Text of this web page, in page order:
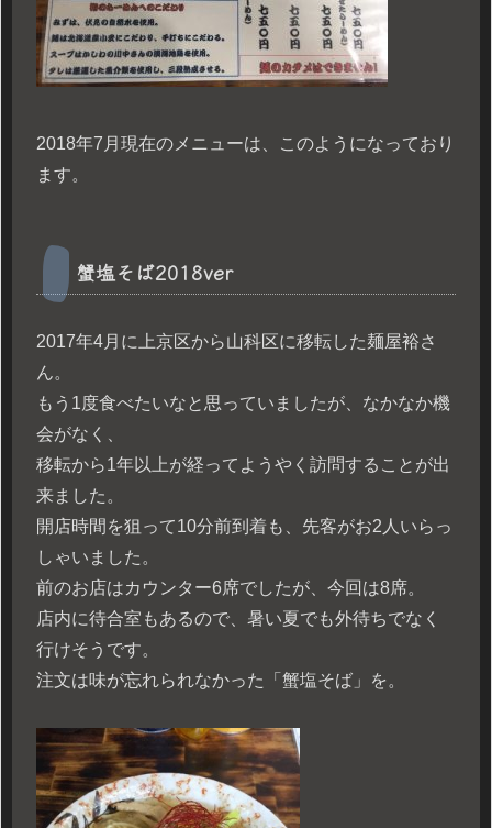
2018年7月現在のメニューは、このようになっており
ます。
蟹塩そば2018ver
2017年4月に上京区から山科区に移転した麺屋裕さ
ん。
もう1度食べたいなと思っていましたが、なかなか機
会がなく、
移転から1年以上が経ってようやく訪問することが出
来ました。
開店時間を狙って10分前到着も、先客がお2人いらっ
しゃいました。
前のお店はカウンター6席でしたが、今回は8席。
店内に待合室もあるので、暑い夏でも外待ちでなく
行けそうです。
注文は味が忘れられなかった「蟹塩そば」を。